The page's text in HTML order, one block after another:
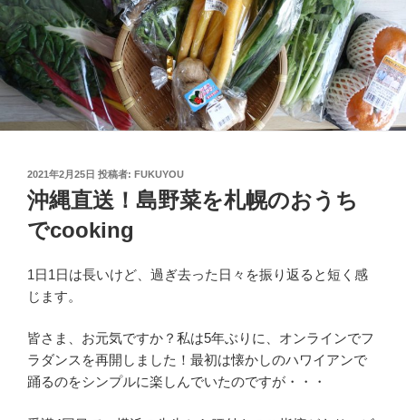
投
稿
日:
2021年2月25日 投稿者: FUKUYOU
沖縄直送！島野菜を札幌のおうち
でcooking
1日1日は長いけど、過ぎ去った日々を振り返ると短く感
じます。
皆さま、お元気ですか？私は5年ぶりに、オンラインでフ
ラダンスを再開しました！最初は懐かしのハワイアンで
踊るのをシンプルに楽しんでいたのですが・・・